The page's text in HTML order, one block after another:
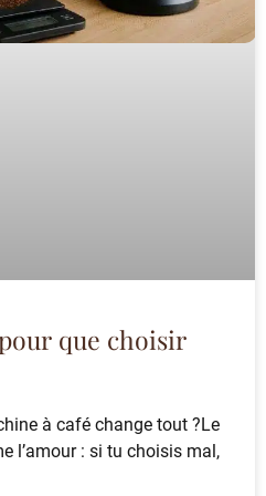
que choisir
à café change tout ?Le
l’amour : si tu choisis mal,